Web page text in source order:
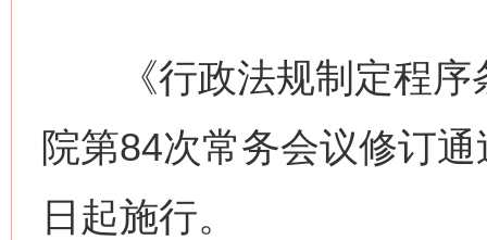
《行政法规制定程序
院第84次常务会议修订
日起施行。